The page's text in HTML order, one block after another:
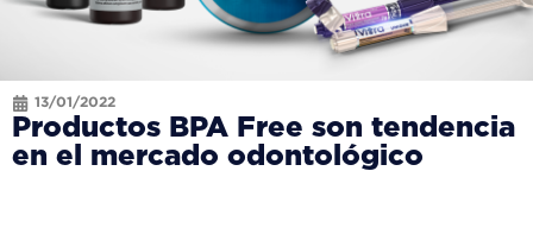
13/01/2022
Productos BPA Free son tendencia
en el mercado odontológico